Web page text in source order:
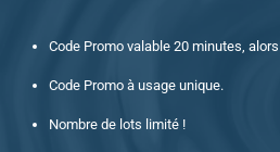
Code Promo valable 20 minutes,
Code Promo à usage unique.
Nombre de lots limité !